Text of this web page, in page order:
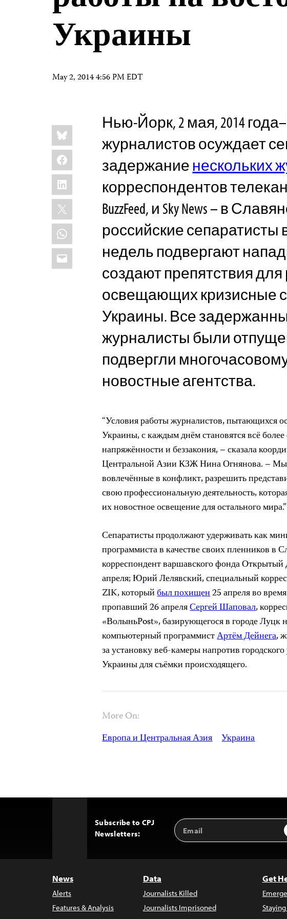
Украины
May 2, 2014 4:56 PM EDT
Share
this:
Bluesky
Facebook
LinkedIn
X
WhatsApp
Email
Нью-Йорк, 2 мая, 2014
журналистов осуждает
задержание нескольких
корреспондентов
BuzzFeed, и Sky News – в
российские сепаратисты
недель подвергают
создают препятствия
освещающих кризисные
Украины. Все
журналисты были
подвергли
новостные агентства.
“Условия работы журналистов, пытающихся
Украины, с каждым днём становятся всё
напряжённости и беззакония, – сказала
Центральной Азии КЗЖ Нина Огнянова. – Мы
вовлечённые в конфликт, разрешить
свою профессиональную деятельность,
их новостное освещение для остального мира.”
Сепаратисты продолжают удерживать как
программиста в качестве своих пленников в
корреспондент варшавского фонда
апреля; Юрий Лелявский, специальный
ZIK, которыйбыл похищен25 апреля во
пропавший 26 апреляСергей Шаповал,
«ВолыньPost», базирующегося в городе Луцк
компьютерный программистАртём Дейнега,
за установку веб-камеры напротив
Украины для съёмки происходящего.
More On:
Европа и Центральная Азия Украина
Subscribe to CPJ
Newsletters:
Email
Address
News
Alerts
Features & Analysis
Data
Journalists Killed
Journalists Imprisoned
Get
Staying